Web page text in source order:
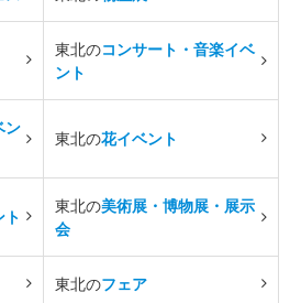
東北のコンサート・音楽イベ
ント
ン
東北の花イベント
ト
東北の美術展・博物展・展示
会
東北のフェア